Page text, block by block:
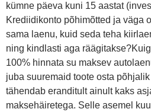
kümne päeva kuni 15 aastat
Krediidikonto põhimõtted ja väga
sama laenu, kuid seda teha
ning kindlasti aga
100% hinnata su maksev
juba suuremaid toote osta
tähendab eranditult ainult kaks
maksehäiretega. Selle asemel